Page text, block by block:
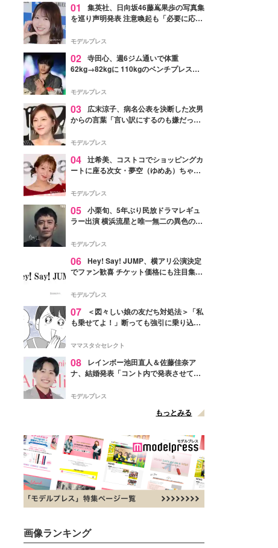
01
集英社、日向坂46藤嶌果歩の写真集
を巡り声明発表 注意喚起も「必要に応じ
モデルプレス
02 寺田心、週6ジム通いで体重
62kg→82kgに 110kgのベンチプレス持
「かっこいい」と反響
モデルプレス
03
広末涼子、病名公表を決断した次男
からの言葉「言い訳にするのも嫌だっ
モデルプレス
04 辻希美、コストコでショッピングカ
ートに座る次女・夢空（ゆめあ）ちゃん
ぎ」「成長を感じる」の声
モデルプレス
05 小栗旬、5年ぶり民放ドラマレギュ
ラー出演 横浜流星と唯一無二の異色のバ
モデルプレス
06 Hey! Say! JUMP、横アリ公演決定
でファン歓喜 チケット価格にも注目集ま
モデルプレス
07
＜図々しい娘の友だち対処法＞「私
も乗せてよ！」断っても強引に乗り込ん
ママスタ☆セレクト
08
レインボー池田直人＆佐藤佳奈ア
ナ、結婚発表「コント内で発表させてい
点変更のため
モデルプレス
もっとみる
画像ランキング